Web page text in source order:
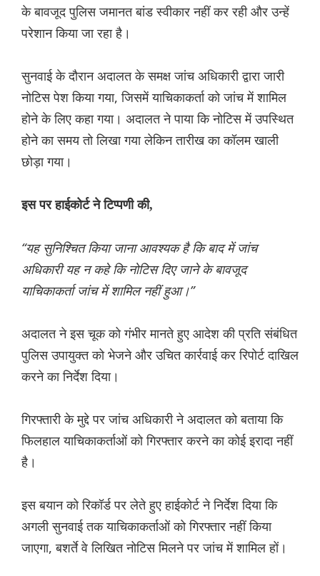
के बावजूद पुलिस जमानत बांड स्वीकार नहीं कर रही और उन्हें
परेशान किया जा रहा है।
सुनवाई के दौरान अदालत के समक्ष जांच अधिकारी द्वारा जारी
नोटिस पेश किया गया, जिसमें याचिकाकर्ता को जांच में शामिल
होने के लिए कहा गया। अदालत ने पाया कि नोटिस में उपस्थित
होने का समय तो लिखा गया लेकिन तारीख का कॉलम खाली
छोड़ा गया।
इस पर हाईकोर्ट ने टिप्पणी की,
“यह सुनिश्चित किया जाना आवश्यक है कि बाद में जांच
अधिकारी यह न कहे कि नोटिस दिए जाने के बावजूद
याचिकाकर्ता जांच में शामिल नहीं हुआ।”
अदालत ने इस चूक को गंभीर मानते हुए आदेश की प्रति संबंधित
पुलिस उपायुक्त को भेजने और उचित कार्रवाई कर रिपोर्ट दाखिल
करने का निर्देश दिया।
गिरफ्तारी के मुद्दे पर जांच अधिकारी ने अदालत को बताया कि
फिलहाल याचिकाकर्ताओं को गिरफ्तार करने का कोई इरादा नहीं
है।
इस बयान को रिकॉर्ड पर लेते हुए हाईकोर्ट ने निर्देश दिया कि
अगली सुनवाई तक याचिकाकर्ताओं को गिरफ्तार नहीं किया
जाएगा, बशर्ते वे लिखित नोटिस मिलने पर जांच में शामिल हों।